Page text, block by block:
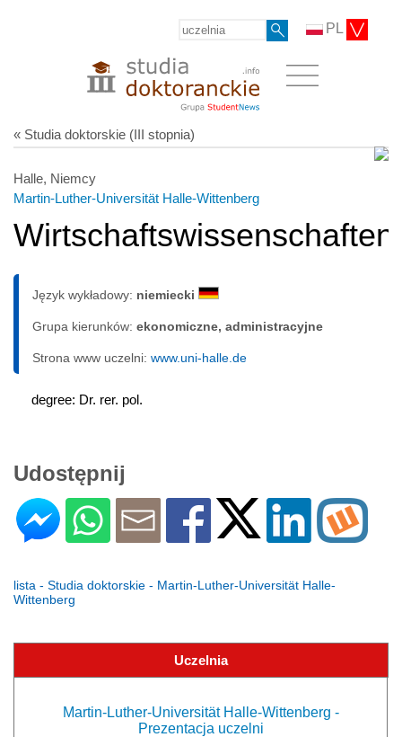
PL
« Studia doktorskie (III stopnia)
Halle, Niemcy
Martin-Luther-Universität Halle-Wittenberg
Wirtschaftswissenschaften
Język wykładowy: niemiecki
Grupa kierunków: ekonomiczne, administracyjne
Strona www uczelni: www.uni-halle.de
degree: Dr. rer. pol.
Udostępnij
lista - Studia doktorskie - Martin-Luther-Universität Halle-
Wittenberg
Uczelnia
Martin-Luther-Universität Halle-Wittenberg -
Prezentacja uczelni